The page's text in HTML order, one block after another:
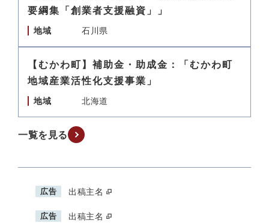
要綱集「創業者支援融資」」
地域 石川県
【むかわ町】補助金・助成金：「むかわ町
地域産業活性化支援事業」
地域 北海道
一覧を見る
広告 出稿主名
広告 出稿主名